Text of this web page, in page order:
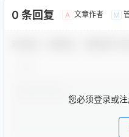
0 条回复 A 文章作者 M
您必须登录或